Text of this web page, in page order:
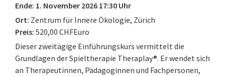
Ende: 1. November 2026 17:30 Uhr
Ort: Zentrum für Innere Ökologie, Zürich
Preis: 520,00 CHFEuro
Dieser zweitägige Einführungskurs vermittelt die
Grundlagen der Spieltherapie Theraplay®. Er wendet sich
an Therapeutinnen, Pädagoginnen und Fachpersonen,